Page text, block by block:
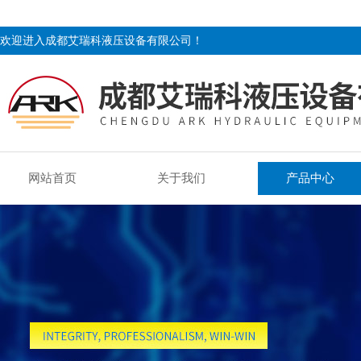
欢迎进入成都艾瑞科液压设备有限公司！
网站首页 关于我们 产品中心